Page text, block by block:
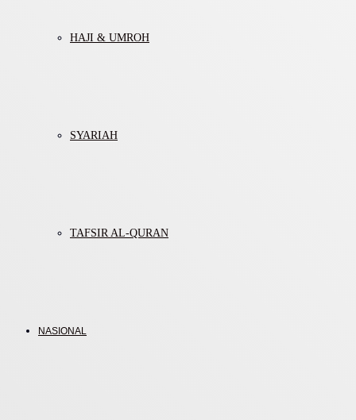
HAJI & UMROH
SYARIAH
TAFSIR AL-QURAN
NASIONAL